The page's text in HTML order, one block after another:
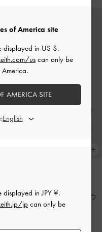
スオーバー エスパドリーユ ウ
ジ-ゴールド
displayed inJPY ¥.
jpcan only be
of America site
displayed in US $.
uscan only be
AMERICA SITE